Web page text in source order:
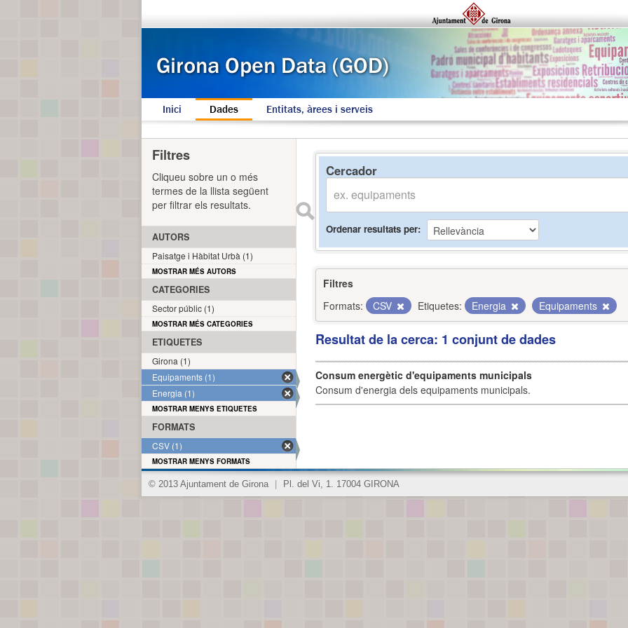
Inici Dades Entitats, àrees i serveis
Cercador
Ordenar resultats per
Filtres
Formats:
CSV Etiquetes: Energia Equipaments
Resultat de la cerca: 1 conjunt de dades
Consum energètic d'equipaments municipals
Consum d'energia dels equipaments municipals.
Filtres
Cliqueu sobre un o més
termes de la llista següent
per filtrar els resultats.
AUTORS
Paisatge i Hàbitat Urbà (1)
MOSTRAR MÉS AUTORS
CATEGORIES
Sector públic (1)
MOSTRAR MÉS CATEGORIES
ETIQUETES
Girona (1)
Equipaments (1)
Energia (1)
MOSTRAR MENYS ETIQUETES
FORMATS
CSV (1)
MOSTRAR MENYS FORMATS
© 2013 Ajuntament de Girona Pl. del Vi, 1. 17004 GIRONA